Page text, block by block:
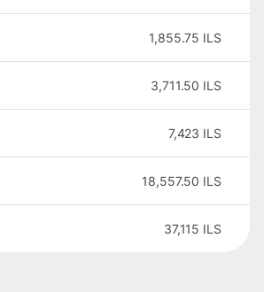
1,855.75 ILS
3,711.50 ILS
7,423 ILS
18,557.50 ILS
37,115 ILS